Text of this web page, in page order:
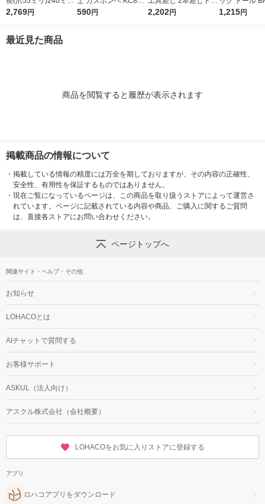
015501 1個
2,769円
1本
590円
イバー用 SFKSN-P2S
2,202円
個
1,215円
最近見た商品
商品を閲覧すると履歴が表示されます
掲載商品の情報について
・ 掲載している情報の精度には万全を期しておりますが、その内容の正確性、
安全性、有用性を保証するものではありません。
・ 現在ご覧になっているページは、この商品を取り扱うストアによって運営さ
れています。ページに記載されている内容や商品、ご購入に関するご質問
は、直接各ストアにお問い合わせください。
ページトップへ
関連サイト・ヘルプ・その他
お知らせ
LOHACOとは
AIチャットで質問する
お客様サポート
ASKUL（法人向け）
アスクル株式会社（会社概要）
LOHACOをお気に入りストアに登録する
アプリ
ロハコアプリをダウンロード